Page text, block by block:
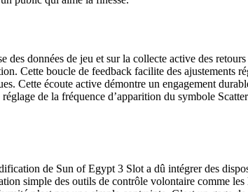
des données de jeu et sur la collecte active des
Cette boucle de feedback facilite des ajustements
Cette écoute active démontre un engagement
de la fréquence d’apparition du symbole
de Sun of Egypt 3 Slot a dû intégrer des
simple des outils de contrôle volontaire comme